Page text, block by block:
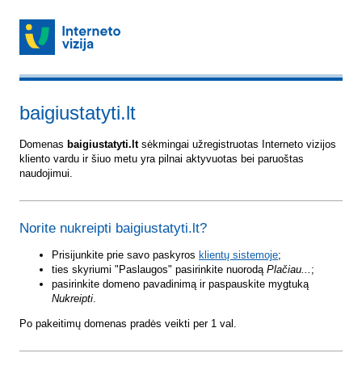
baigiustatyti.lt
Domenas baigiustatyti.ltsėkmingai užregistruotas Interneto vizijos
kliento vardu ir šiuo metu yra pilnai aktyvuotas bei paruoštas
naudojimui.
Norite nukreipti baigiustatyti.lt?
Prisijunkite prie savo paskyros klientų sistemoje;
ties skyriumi "Paslaugos" pasirinkite nuorodą Plačiau... ;
pasirinkite domeno pavadinimą ir paspauskite mygtuką
Nukreipti.
Po pakeitimų domenas pradės veikti per 1 val.